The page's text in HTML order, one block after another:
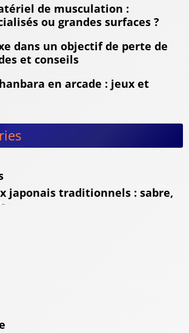
de musculation :
ou grandes surfaces ?
dans un objectif de perte de
et conseils
en arcade : jeux et
japonais traditionnels : sabre,